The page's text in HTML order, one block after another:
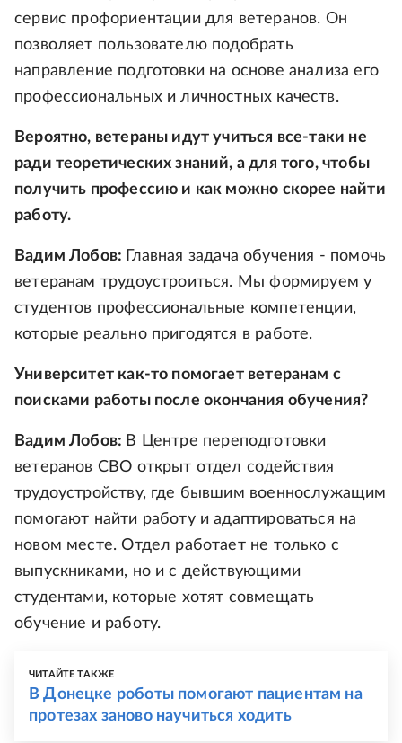
сервис профориентации для ветеранов. Он
позволяет пользователю подобрать
направление подготовки на основе анализа его
профессиональных и личностных качеств.
Вероятно, ветераны идут учиться все-таки не
ради теоретических знаний, а для того, чтобы
получить профессию и как можно скорее найти
работу.
Вадим Лобов:
Главная задача обучения - помочь
ветеранам трудоустроиться. Мы формируем у
студентов профессиональные компетенции,
которые реально пригодятся в работе.
Университет как-то помогает ветеранам с
поисками работы после окончания обучения?
Вадим Лобов: В Центре переподготовки
ветеранов СВО открыт отдел содействия
трудоустройству, где бывшим военнослужащим
помогают найти работу и адаптироваться на
новом месте. Отдел работает не только с
выпускниками, но и с действующими
студентами, которые хотят совмещать
обучение и работу.
ЧИТАЙТЕ ТАКЖЕ
В Донецке роботы помогают пациентам на
протезах заново научиться ходить